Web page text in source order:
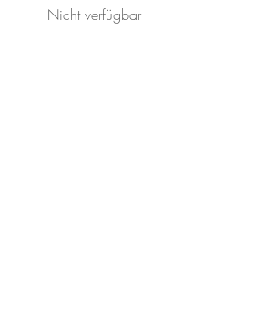
Nicht verfügbar